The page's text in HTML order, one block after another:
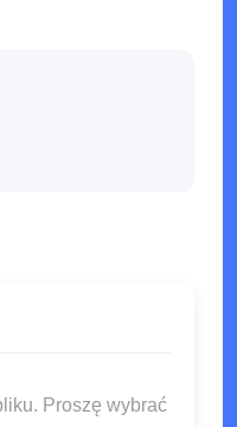
Proszę wybrać